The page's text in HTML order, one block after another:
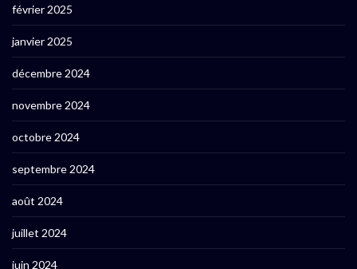
février 2025
janvier 2025
décembre 2024
novembre 2024
octobre 2024
septembre 2024
août 2024
juillet 2024
juin 2024